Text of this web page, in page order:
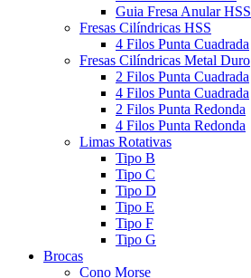
Guia Fresa Anular HSS
Fresas Cilíndricas HSS
4 Filos Punta Cuadrada
Fresas Cilíndricas Metal Duro
2 Filos Punta Cuadrada
4 Filos Punta Cuadrada
2 Filos Punta Redonda
4 Filos Punta Redonda
Limas Rotativas
Tipo B
Tipo C
Tipo D
Tipo E
Tipo F
Tipo G
Brocas
Cono Morse